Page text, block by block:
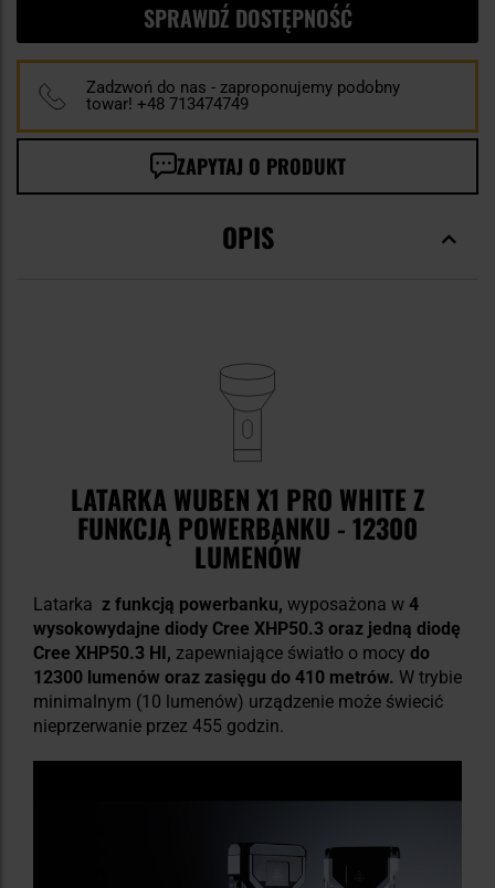
SPRAWDŹ DOSTĘPNOŚĆ
Zadzwoń do nas - zaproponujemy podobny
towar! +48 713474749
ZAPYTAJ O PRODUKT
OPIS
LATARKA WUBEN X1 PRO WHITE Z
FUNKCJĄ POWERBANKU - 12300
LUMENÓW
Latarka z funkcją powerbanku, wyposażona w 4
wysokowydajne diody Cree XHP50.3 oraz jedną diodę
Cree XHP50.3 HI, zapewniające światło o mocy do
12300 lumenów oraz zasięgu do 410 metrów. W trybie
minimalnym (10 lumenów) urządzenie może świecić
nieprzerwanie przez 455 godzin.